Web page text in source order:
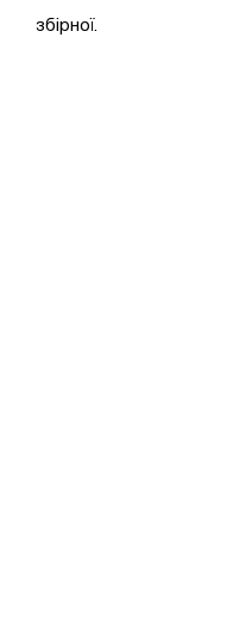
збірної.